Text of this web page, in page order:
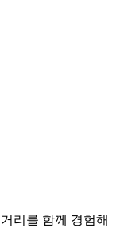
리를 함께 경험해